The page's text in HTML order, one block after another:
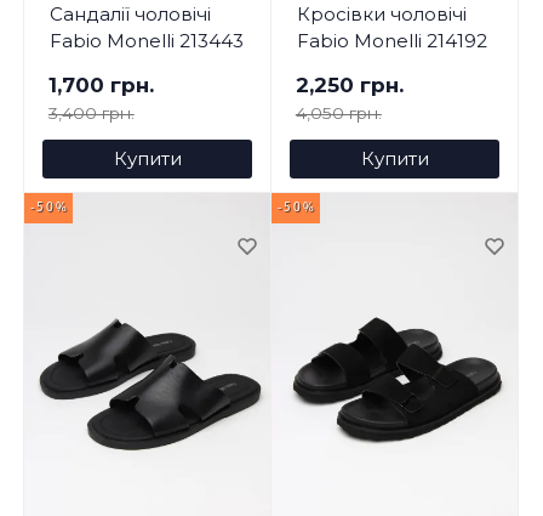
Сандалії чоловічі
Fabio Monelli 213443
1,700 грн.
3,400 грн.
Купити
Кросівки чоловічі
Fabio Monelli 214192
2,250 грн.
4,050 грн.
Купити
-50% -50%